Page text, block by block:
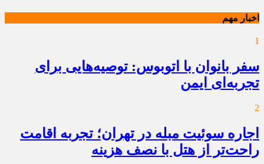
اخبار مهم
1
سفر بانوان با اتوبوس: توصیه‌هایی برای
تجربه‌ای ایمن
2
اجاره سوئیت مبله در تهران؛ تجربه اقامت
راحت‌تر از هتل با نصف هزینه